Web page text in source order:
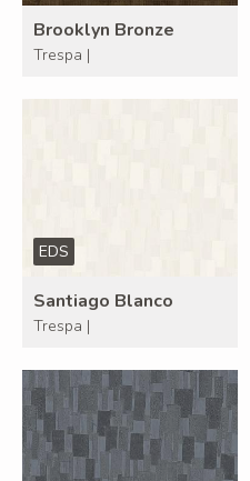
Brooklyn Bronze
Trespa |
EDS
Santiago Blanco
Trespa |